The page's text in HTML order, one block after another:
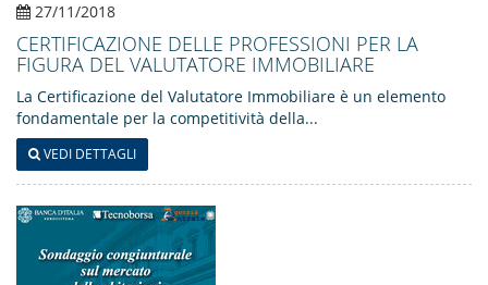
27/11/2018
CERTIFICAZIONE DELLE PROFESSIONI PER LA
FIGURA DEL VALUTATORE IMMOBILIARE
La Certificazione del Valutatore Immobiliare è un elemento
fondamentale per la competitività della...
VEDI DETTAGLI